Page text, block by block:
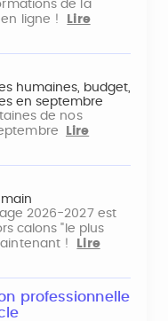
de la
en ligne !
Lire
humaines, budget,
en septembre
de nos
Lire
2026-2027 est
calons "le plus
!
Lire
professionnelle